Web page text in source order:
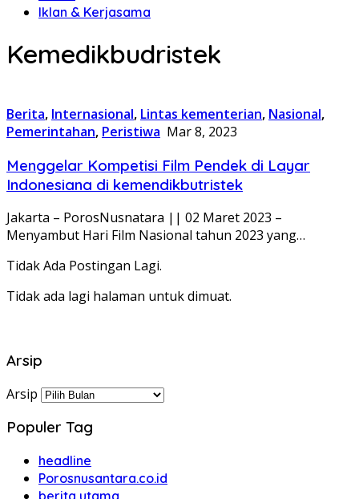
Iklan & Kerjasama
Kemedikbudristek
Berita, Internasional, Lintas kementerian, Nasional,
Pemerintahan, Peristiwa Mar 8, 2023
Menggelar Kompetisi Film Pendek di Layar
Indonesiana di kemendikbutristek
Jakarta – PorosNusnatara || 02 Maret 2023 –
Menyambut Hari Film Nasional tahun 2023 yang…
Tidak Ada Postingan Lagi.
Tidak ada lagi halaman untuk dimuat.
Arsip
Arsip
Populer Tag
headline
Porosnusantara.co.id